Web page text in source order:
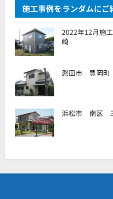
施工事例をランダムにご
2022年12
崎 K
磐田市 豊岡
浜松市 南区